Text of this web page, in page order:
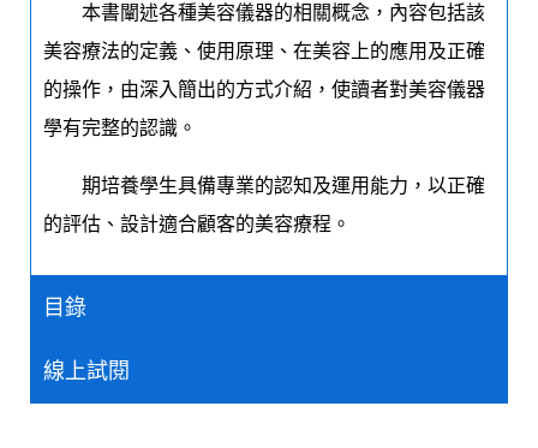
本書闡述各種美容儀器的相關概念，內容包括該
美容療法的定義、使用原理、在美容上的應用及正確
的操作，由深入簡出的方式介紹，使讀者對美容儀器
學有完整的認識。
期培養學生具備專業的認知及運用能力，以正確
的評估、設計適合顧客的美容療程。
目錄
線上試閱